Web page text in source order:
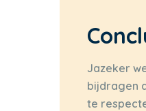
Jazeker
bijdragen
te